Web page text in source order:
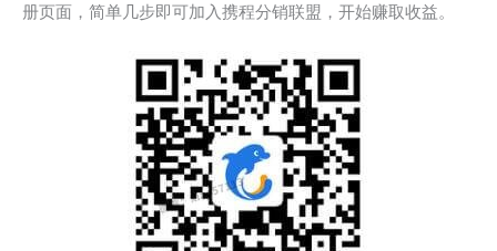
册页面，简单几步即可加入携程分销联盟，开始赚取收益。